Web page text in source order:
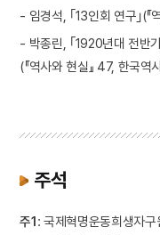
- 임경석, ｢13인회 연구｣(『
- 박종린, ｢1920년대 전반
(『역사와 현실』 47, 한국
주석
주1: 국제혁명운동희생자